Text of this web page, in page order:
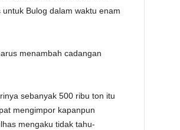
Bulog dalam waktu enam
menambah cadangan
sebanyak 500 ribu ton itu
mengimpor kapanpun
mengaku tidak tahu-